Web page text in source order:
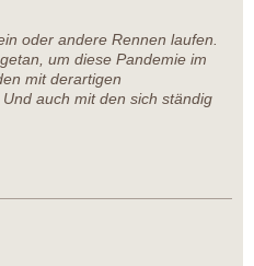
oder andere Rennen laufen.
um diese Pandemie im
mit derartigen
auch mit den sich ständig